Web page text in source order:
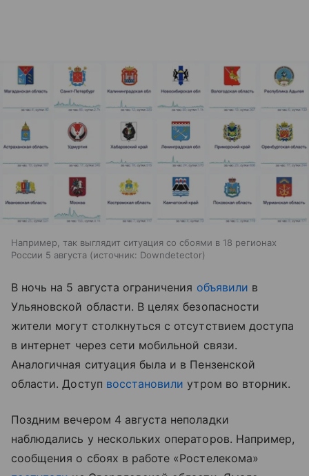
Например, так выглядит ситуация со сбоями в 18 регионах
России 5 августа
источник: Downdetector
В ночь на 5 августа ограничения объявили в
Ульяновской области. В целях безопасности
жители могут столкнуться с отсутствием доступа
в интернет через сети мобильной связи.
Аналогичная ситуация была и в Пензенской
области. Доступ восстановили утром во вторник.
Поздним вечером 4 августа неполадки
наблюдались у нескольких операторов. Например,
сообщения о сбоях в работе «Ростелекома»